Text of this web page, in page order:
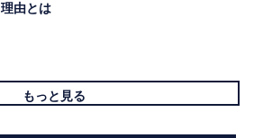
理由とは
もっと見る